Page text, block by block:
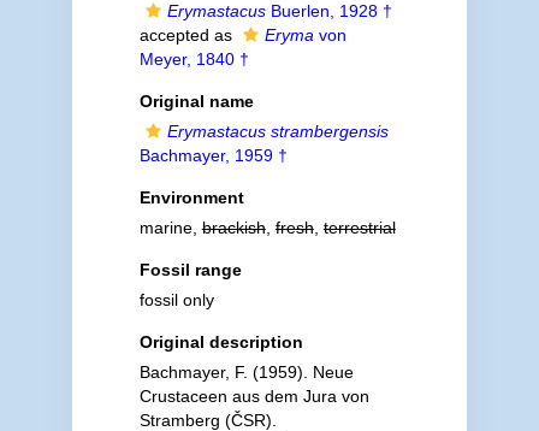
ErymastacusBuerlen, 1928 †
accepted as
Eryma von
Meyer, 1840 †
Original name
Erymastacus strambergensis
Bachmayer, 1959 †
Environment
marine,brackish,fresh,terrestrial
Fossil range
fossil only
Original description
Bachmayer, F. (1959). Neue
Crustaceen aus dem Jura von
Stramberg (ČSR).